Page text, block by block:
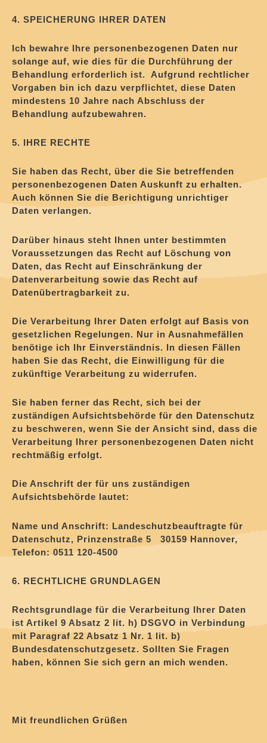
4. SPEICHERUNG IHRER DATEN
Ich bewahre Ihre personenbezogenen Daten nur
solange auf, wie dies für die Durchführung der
Behandlung erforderlich ist. Aufgrund rechtlicher
Vorgaben bin ich dazu verpflichtet, diese Daten
mindestens 10 Jahre nach Abschluss der
Behandlung aufzubewahren.
5. IHRE RECHTE
Sie haben das Recht, über die Sie betreffenden
personenbezogenen Daten Auskunft zu erhalten.
Auch können Sie die Berichtigung unrichtiger
Daten verlangen.
Darüber hinaus steht Ihnen unter bestimmten
Voraussetzungen das Recht auf Löschung von
Daten, das Recht auf Einschränkung der
Datenverarbeitung sowie das Recht auf
Datenübertragbarkeit zu.
Die Verarbeitung Ihrer Daten erfolgt auf Basis von
gesetzlichen Regelungen. Nur in Ausnahmefällen
benötige ich Ihr Einverständnis. In diesen Fällen
haben Sie das Recht, die Einwilligung für die
zukünftige Verarbeitung zu widerrufen.
Sie haben ferner das Recht, sich bei der
zuständigen Aufsichtsbehörde für den Datenschutz
zu beschweren, wenn Sie der Ansicht sind, dass die
Verarbeitung Ihrer personenbezogenen Daten nicht
rechtmäßig erfolgt.
Die Anschrift der für uns zuständigen
Aufsichtsbehörde lautet:
Name und Anschrift: Landeschutzbeauftragte für
Datenschutz, Prinzenstraße 5 30159 Hannover,
Telefon: 0511 120-4500
6. RECHTLICHE GRUNDLAGEN
Rechtsgrundlage für die Verarbeitung Ihrer Daten
ist Artikel 9 Absatz 2 lit. h) DSGVO in Verbindung
mit Paragraf 22 Absatz 1 Nr. 1 lit. b)
Bundesdatenschutzgesetz. Sollten Sie Fragen
haben, können Sie sich gern an mich wenden.
Mit freundlichen Grüßen